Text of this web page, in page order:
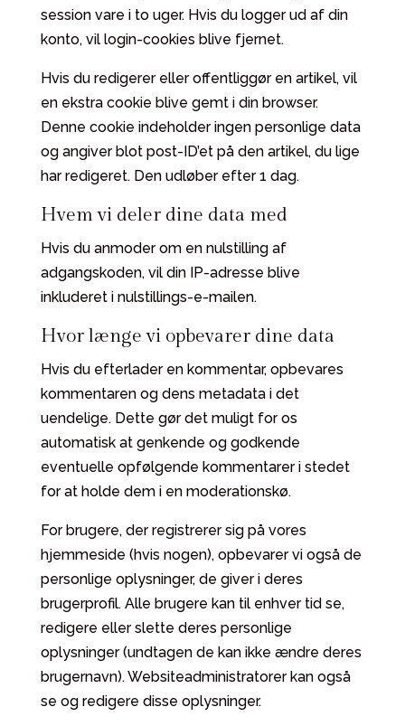
session vare i to uger. Hvis du logger ud af din
konto, vil login-cookies blive fjernet.
Hvis du redigerer eller offentliggør en artikel, vil
en ekstra cookie blive gemt i din browser.
Denne cookie indeholder ingen personlige data
og angiver blot post-ID’et på den artikel, du lige
har redigeret. Den udløber efter 1 dag.
Hvem vi deler dine data med
Hvis du anmoder om en nulstilling af
adgangskoden, vil din IP-adresse blive
inkluderet i nulstillings-e-mailen.
Hvor længe vi opbevarer dine data
Hvis du efterlader en kommentar, opbevares
kommentaren og dens metadata i det
uendelige. Dette gør det muligt for os
automatisk at genkende og godkende
eventuelle opfølgende kommentarer i stedet
for at holde dem i en moderationskø.
For brugere, der registrerer sig på vores
hjemmeside (hvis nogen), opbevarer vi også de
personlige oplysninger, de giver i deres
brugerprofil. Alle brugere kan til enhver tid se,
redigere eller slette deres personlige
oplysninger (undtagen de kan ikke ændre deres
brugernavn). Websiteadministratorer kan også
se og redigere disse oplysninger.